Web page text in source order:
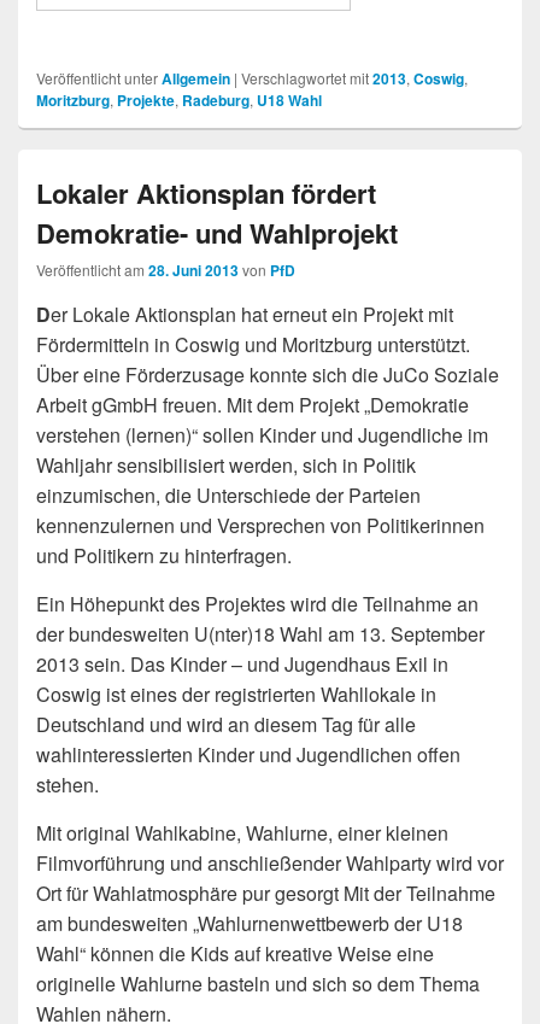
Veröffentlicht unterAllgemein | Verschlagwortet mit2013, Coswig,
Moritzburg, Projekte, Radeburg, U18 Wahl
Lokaler Aktionsplan fördert
Demokratie- und Wahlprojekt
Veröffentlicht am 28. Juni 2013von PfD
Der Lokale Aktionsplan hat erneut ein Projekt mit
Fördermitteln in Coswig und Moritzburg unterstützt.
Über eine Förderzusage konnte sich die JuCo Soziale
Arbeit gGmbH freuen. Mit dem Projekt „Demokratie
verstehen (lernen)“ sollen Kinder und Jugendliche im
Wahljahr sensibilisiert werden, sich in Politik
einzumischen, die Unterschiede der Parteien
kennenzulernen und Versprechen von Politikerinnen
und Politikern zu hinterfragen.
Ein Höhepunkt des Projektes wird die Teilnahme an
der bundesweiten U(nter)18 Wahl am 13. September
2013 sein. Das Kinder – und Jugendhaus Exil in
Coswig ist eines der registrierten Wahllokale in
Deutschland und wird an diesem Tag für alle
wahlinteressierten Kinder und Jugendlichen offen
stehen.
Mit original Wahlkabine, Wahlurne, einer kleinen
Filmvorführung und anschließender Wahlparty wird vor
Ort für Wahlatmosphäre pur gesorgt Mit der Teilnahme
am bundesweiten „Wahlurnenwettbewerb der U18
Wahl“ können die Kids auf kreative Weise eine
originelle Wahlurne basteln und sich so dem Thema
Wahlen nähern.